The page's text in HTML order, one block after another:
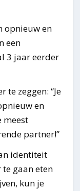
opnieuw en
een
3 jaar eerder
te zeggen: “Je
en
meest
partner!”
identiteit
gaan eten
kun je